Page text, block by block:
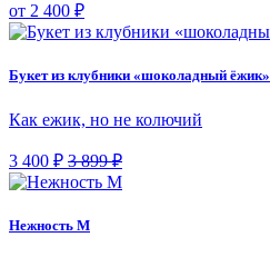
от 2 400 ₽
Букет из клубники «шоколадный ёжик»
Как ежик, но не колючий
3 400 ₽ 3 899 ₽
Нежность М